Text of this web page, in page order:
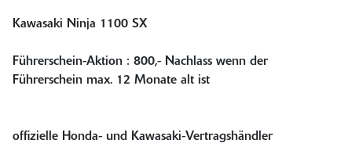
Kawasaki Ninja 1100 SX
Führerschein-Aktion : 800,- Nachlass wenn der
Führerschein max. 12 Monate alt ist
offizielle Honda- und Kawasaki-Vertragshändler